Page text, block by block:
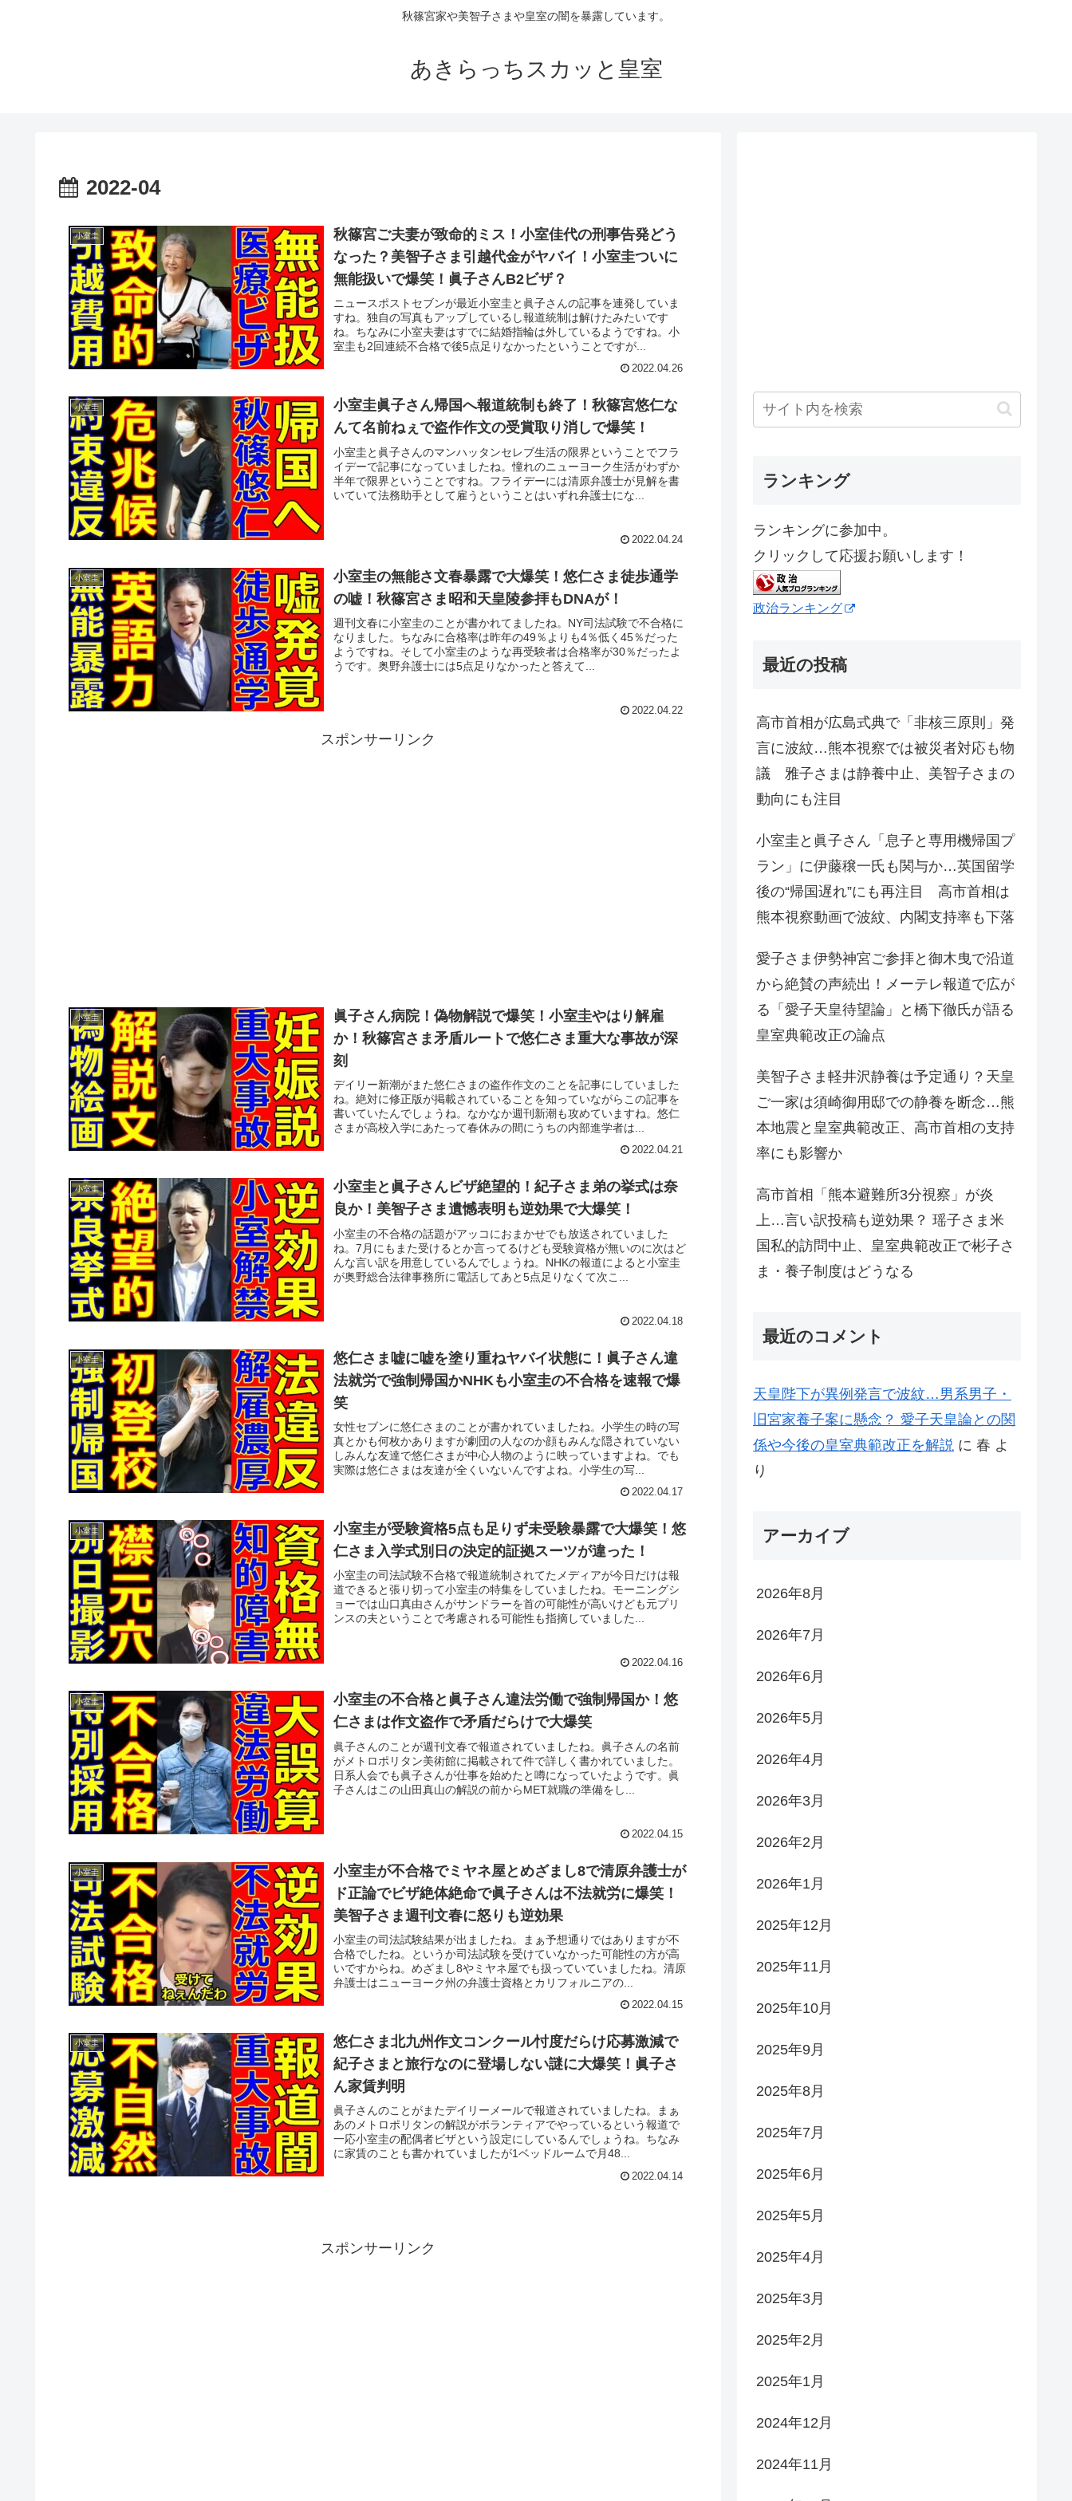
秋篠宮家や美智子さまや皇室の闇を暴露しています。
あきらっちスカッと皇室
2022-04
小室圭
秋篠宮ご夫妻が致命的ミス！小室佳代の刑事告発どう
なった？美智子さま引越代金がヤバイ！小室圭ついに
無能扱いで爆笑！眞子さんB2ビザ？
ニュースポストセブンが最近小室圭と眞子さんの記事を連発していま
すね。独自の写真もアップしているし報道統制は解けたみたいです
ね。ちなみに小室夫妻はすでに結婚指輪は外しているようですね。小
室圭も2回連続不合格で後5点足りなかったということですが...
2022.04.26
小室圭
小室圭眞子さん帰国へ報道統制も終了！秋篠宮悠仁な
んて名前ねぇで盗作作文の受賞取り消しで爆笑！
小室圭と眞子さんのマンハッタンセレブ生活の限界ということでフラ
イデーで記事になっていましたね。憧れのニューヨーク生活がわずか
半年で限界ということですね。フライデーには清原弁護士が見解を書
いていて法務助手として雇うということはいずれ弁護士にな...
2022.04.24
小室圭
小室圭の無能さ文春暴露で大爆笑！悠仁さま徒歩通学
の嘘！秋篠宮さま昭和天皇陵参拝もDNAが！
週刊文春に小室圭のことが書かれてましたね。NY司法試験で不合格に
なりました。ちなみに合格率は昨年の49％よりも4％低く45％だった
ようですね。そして小室圭のような再受験者は合格率が30％だったよ
うです。奥野弁護士には5点足りなかったと答えて...
2022.04.22
スポンサーリンク
小室圭
眞子さん病院！偽物解説で爆笑！小室圭やはり解雇
か！秋篠宮さま矛盾ルートで悠仁さま重大な事故が深
刻
デイリー新潮がまた悠仁さまの盗作作文のことを記事にしていました
ね。絶対に修正版が掲載されていることを知っていながらこの記事を
書いていたんでしょうね。なかなか週刊新潮も攻めていますね。悠仁
さまが高校入学にあたって春休みの間にうちの内部進学者は...
2022.04.21
小室圭
小室圭と眞子さんビザ絶望的！紀子さま弟の挙式は奈
良か！美智子さま遺憾表明も逆効果で大爆笑！
小室圭の不合格の話題がアッコにおまかせでも放送されていました
ね。7月にもまた受けるとか言ってるけども受験資格が無いのに次はど
んな言い訳を用意しているんでしょうね。NHKの報道によると小室圭
が奥野総合法律事務所に電話してあと5点足りなくて次こ...
2022.04.18
小室圭
悠仁さま嘘に嘘を塗り重ねヤバイ状態に！眞子さん違
法就労で強制帰国かNHKも小室圭の不合格を速報で爆
笑
女性セブンに悠仁さまのことが書かれていましたね。小学生の時の写
真とかも何枚かありますが劇団の人なのか顔もみんな隠されていない
しみんな友達で悠仁さまが中心人物のように映っていますよね。でも
実際は悠仁さまは友達が全くいないんですよね。小学生の写...
2022.04.17
小室圭
小室圭が受験資格5点も足りず未受験暴露で大爆笑！悠
仁さま入学式別日の決定的証拠スーツが違った！
小室圭の司法試験不合格で報道統制されてたメディアが今日だけは報
道できると張り切って小室圭の特集をしていましたね。モーニングシ
ョーでは山口真由さんがサンドラーを首の可能性が高いけども元プリ
ンスの夫ということで考慮される可能性も指摘していました...
2022.04.16
小室圭
小室圭の不合格と眞子さん違法労働で強制帰国か！悠
仁さまは作文盗作で矛盾だらけで大爆笑
眞子さんのことが週刊文春で報道されていましたね。眞子さんの名前
がメトロポリタン美術館に掲載されて件で詳しく書かれていました。
日系人会でも眞子さんが仕事を始めたと噂になっていたようです。眞
子さんはこの山田真山の解説の前からMET就職の準備をし...
2022.04.15
小室圭
小室圭が不合格でミヤネ屋とめざまし8で清原弁護士が
ド正論でビザ絶体絶命で眞子さんは不法就労に爆笑！
美智子さま週刊文春に怒りも逆効果
小室圭の司法試験結果が出ましたね。まぁ予想通りではありますが不
合格でしたね。というか司法試験を受けていなかった可能性の方が高
いですからね。めざまし8やミヤネ屋でも扱っていていましたね。清原
弁護士はニューヨーク州の弁護士資格とカリフォルニアの...
2022.04.15
小室圭
悠仁さま北九州作文コンクール忖度だらけ応募激減で
紀子さまと旅行なのに登場しない謎に大爆笑！眞子さ
ん家賃判明
眞子さんのことがまたデイリーメールで報道されていましたね。まぁ
あのメトロポリタンの解説がボランティアでやっているという報道で
一応小室圭の配偶者ビザという設定にしているんでしょうね。ちなみ
に家賃のことも書かれていましたが1ベッドルームで月48...
2022.04.14
スポンサーリンク
ランキング
ランキングに参加中。
クリックして応援お願いします！
政治ランキング
最近の投稿
高市首相が広島式典で「非核三原則」発
言に波紋…熊本視察では被災者対応も物
議 雅子さまは静養中止、美智子さまの
動向にも注目
小室圭と眞子さん「息子と専用機帰国プ
ラン」に伊藤穣一氏も関与か…英国留学
後の“帰国遅れ”にも再注目 高市首相は
熊本視察動画で波紋、内閣支持率も下落
愛子さま伊勢神宮ご参拝と御木曳で沿道
から絶賛の声続出！メーテレ報道で広が
る「愛子天皇待望論」と橋下徹氏が語る
皇室典範改正の論点
美智子さま軽井沢静養は予定通り？天皇
ご一家は須崎御用邸での静養を断念…熊
本地震と皇室典範改正、高市首相の支持
率にも影響か
高市首相「熊本避難所3分視察」が炎
上…言い訳投稿も逆効果？ 瑶子さま米
国私的訪問中止、皇室典範改正で彬子さ
ま・養子制度はどうなる
最近のコメント
天皇陛下が異例発言で波紋…男系男子・
旧宮家養子案に懸念？ 愛子天皇論との関
係や今後の皇室典範改正を解説 に 春 よ
り
アーカイブ
2026年8月
2026年7月
2026年6月
2026年5月
2026年4月
2026年3月
2026年2月
2026年1月
2025年12月
2025年11月
2025年10月
2025年9月
2025年8月
2025年7月
2025年6月
2025年5月
2025年4月
2025年3月
2025年2月
2025年1月
2024年12月
2024年11月